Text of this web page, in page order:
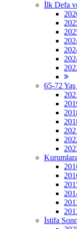
İlk Defa
65-72
İstifa